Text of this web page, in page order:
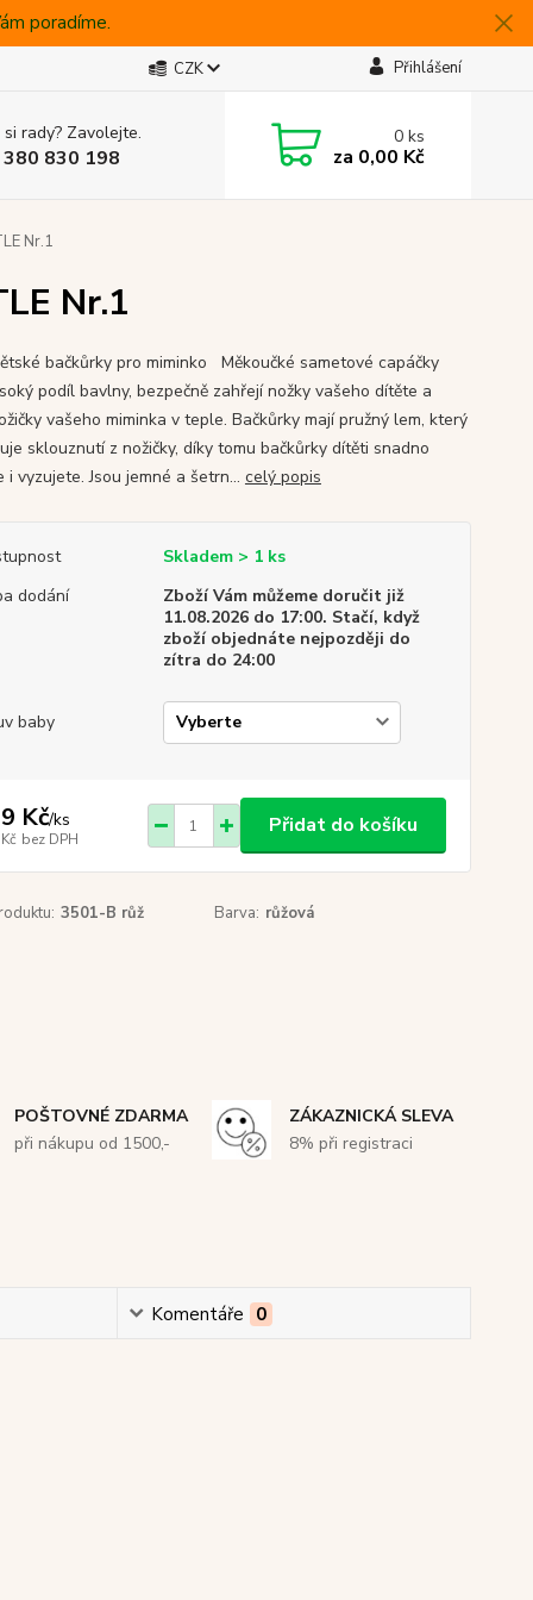
poradíme.
CZK Přihlášení
rady? Zavolejte.
830 198
0ks
za 0,00 Kč
Nr.1
Nr.1
bačkůrky pro miminko Měkoučké sametové capáčky
podíl bavlny, bezpečně zahřejí nožky vašeho dítěte a
vašeho miminka v teple. Bačkůrky mají pružný lem, který
sklouznutí z nožičky, díky tomu bačkůrky dítěti snadno
i vyzujete. Jsou jemné a šetrn... celý popis
Skladem > 1 ks
dodání
Zboží Vám můžeme doručit již
11.08.2026 do 17:00. Stačí, když
zboží objednáte nejpozději do
zítra do 24:00
baby
Kč/ks
bez DPH
Přidat do košíku
3501-B růž Barva: růžová
POŠTOVNÉ ZDARMA
při nákupu od 1500,-
ZÁKAZNICKÁ SLEVA
8% při registraci
Komentáře 0